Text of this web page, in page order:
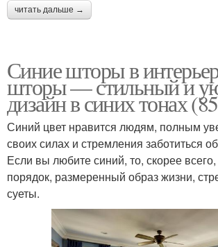
читать дальше →
Синие шторы в
шторы — стильный и
дизайн в синих тонах
Синий цвет нравится людям, полным
своих силах и стремления заботиться
Если вы любите синий, то, скорее
порядок, размеренный образ жизни,
суеты.